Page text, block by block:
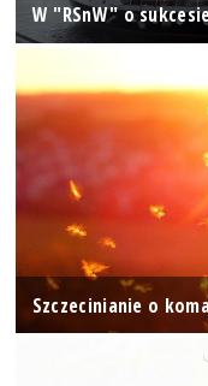
W "RSnW" o
Szczecinianie o